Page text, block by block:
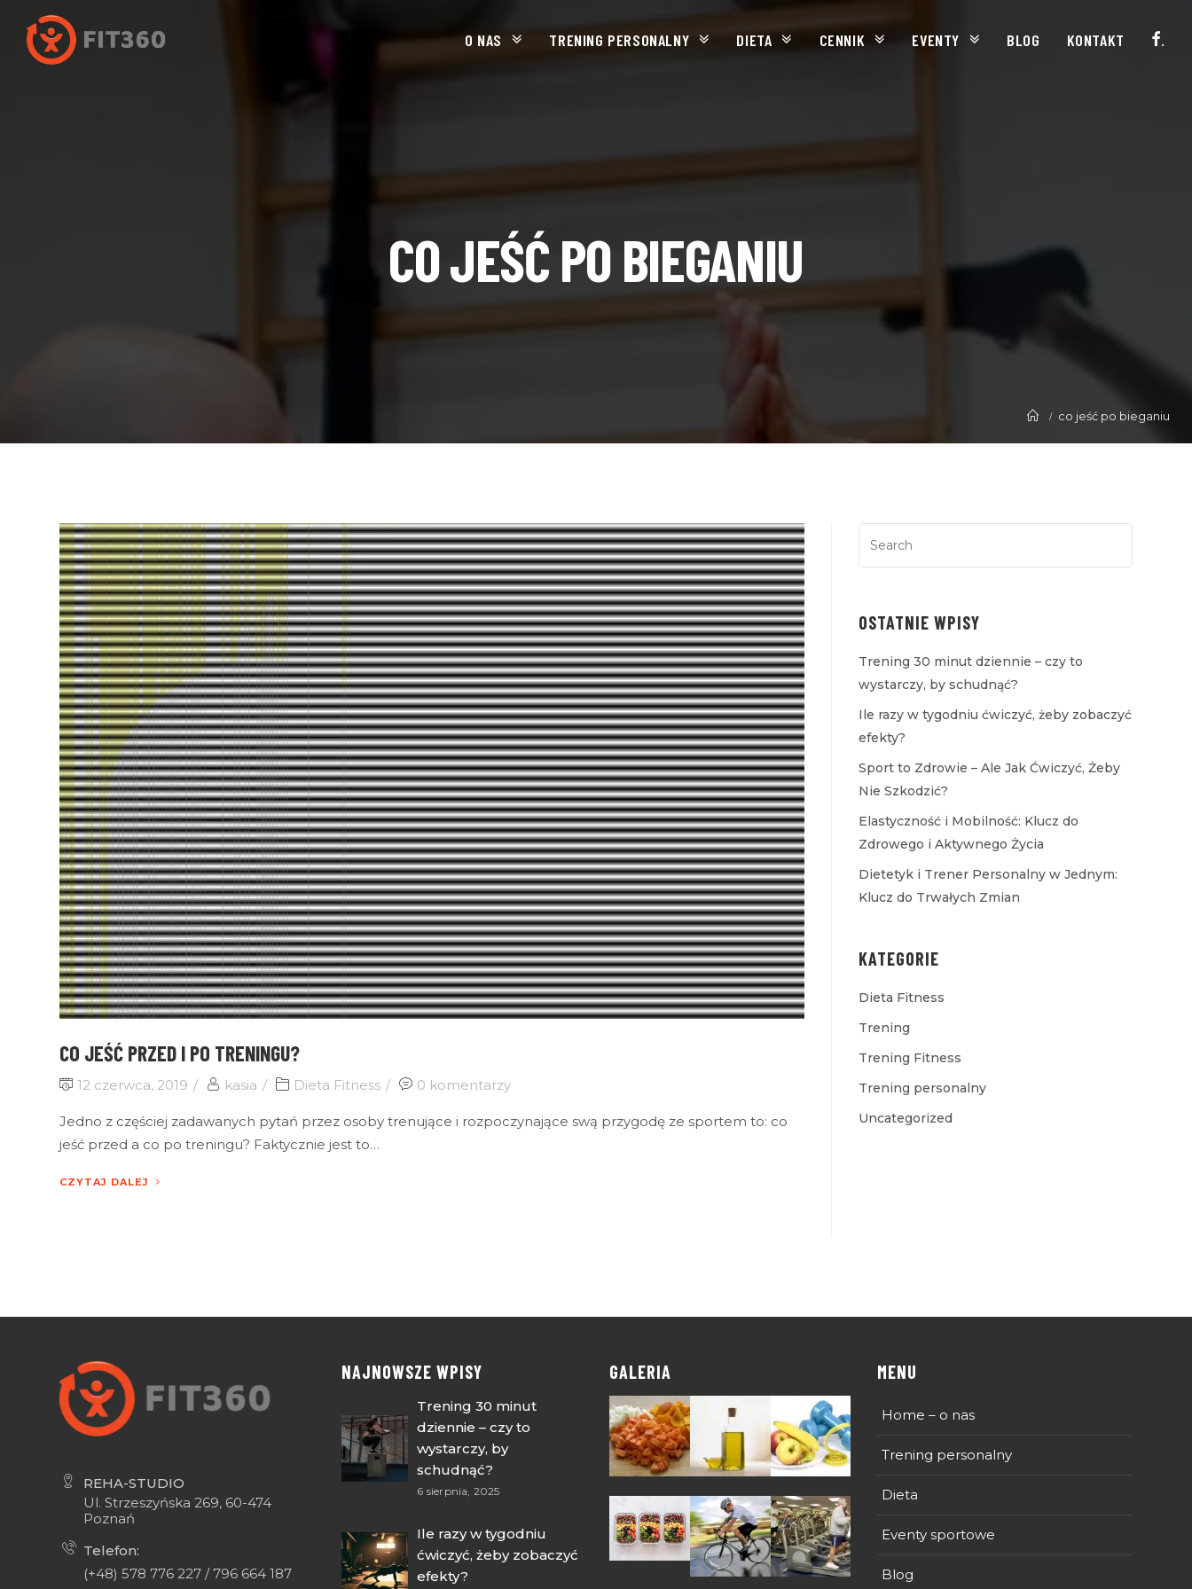
O NAS TRENING PERSONALNY DIETA CENNIK EVENTY BLOG KONTAKT .
CO JEŚĆ PO BIEGANIU
co jeść po bieganiu
CO JEŚĆ PRZED I PO TRENINGU?
12 czerwca, 2019 kasia Dieta Fitness 0 komentarzy
Jedno z częściej zadawanych pytań przez osoby trenujące i rozpoczynające swą przygodę ze sportem to: co
jeść przed a co po treningu? Faktycznie jest to…
CZYTAJ DALEJ
OSTATNIE WPISY
Trening 30 minut dziennie – czy to
wystarczy, by schudnąć?
Ile razy w tygodniu ćwiczyć, żeby zobaczyć
efekty?
Sport to Zdrowie – Ale Jak Ćwiczyć, Żeby
Nie Szkodzić?
Elastyczność i Mobilność: Klucz do
Zdrowego i Aktywnego Życia
Dietetyk i Trener Personalny w Jednym:
Klucz do Trwałych Zmian
KATEGORIE
Dieta Fitness
Trening
Trening Fitness
Trening personalny
Uncategorized
REHA-STUDIO
Ul. Strzeszyńska 269, 60-474
Poznań
Telefon:
(+48) 578 776 227 / 796 664 187
NAJNOWSZE WPISY
Trening 30 minut
dziennie – czy to
wystarczy, by
schudnąć?
6 sierpnia, 2025
Ile razy w tygodniu
ćwiczyć, żeby zobaczyć
efekty?
GALERIA MENU
Home – o nas
Trening personalny
Dieta
Eventy sportowe
Blog